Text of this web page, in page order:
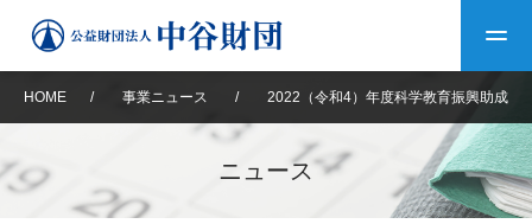
トップ
HOME / 事業ニュース / 2022（令和4）年度科学教育振興助成
ニュース